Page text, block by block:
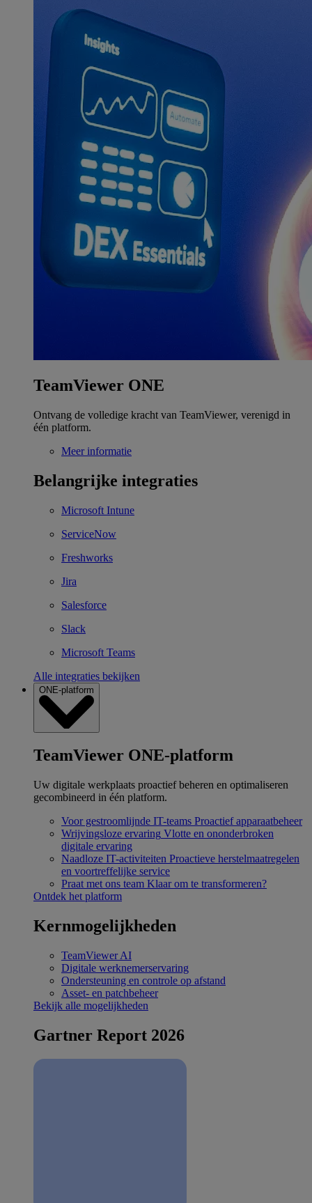
TeamViewer ONE
Ontvang de volledige kracht van TeamViewer, verenigd in
één platform.
Meer informatie
Belangrijke integraties
Microsoft Intune
ServiceNow
Freshworks
Jira
Salesforce
Slack
Microsoft Teams
Alle integraties bekijken
ONE-platform
TeamViewer ONE-platform
Uw digitale werkplaats proactief beheren en optimaliseren
gecombineerd in één platform.
Voor gestroomlijnde IT-teams Proactief apparaatbeheer
Wrijvingsloze ervaring Vlotte en ononderbroken
digitale ervaring
Naadloze IT-activiteiten Proactieve herstelmaatregelen
en voortreffelijke service
Praat met ons team Klaar om te transformeren?
Ontdek het platform
Kernmogelijkheden
TeamViewer AI
Digitale werknemerservaring
Ondersteuning en controle op afstand
Asset- en patchbeheer
Bekijk alle mogelijkheden
Gartner Report 2026